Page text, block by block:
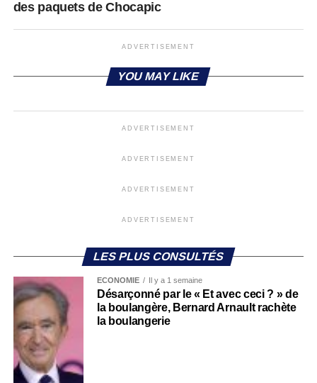
des paquets de Chocapic
ADVERTISEMENT
YOU MAY LIKE
ADVERTISEMENT
ADVERTISEMENT
ADVERTISEMENT
ADVERTISEMENT
LES PLUS CONSULTÉS
ECONOMIE Il y a 1 semaine
Désarçonné par le « Et avec ceci ? » de
la boulangère, Bernard Arnault rachète
la boulangerie